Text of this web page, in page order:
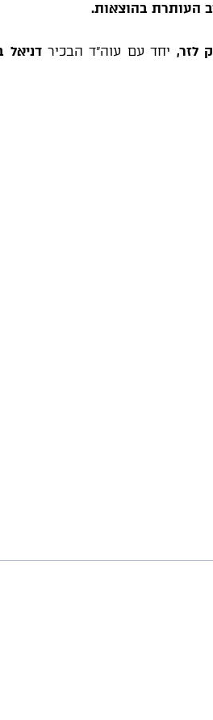
העותרת בהוצאות.
לזר, יחד עם עוה"ד הבכירדניאל